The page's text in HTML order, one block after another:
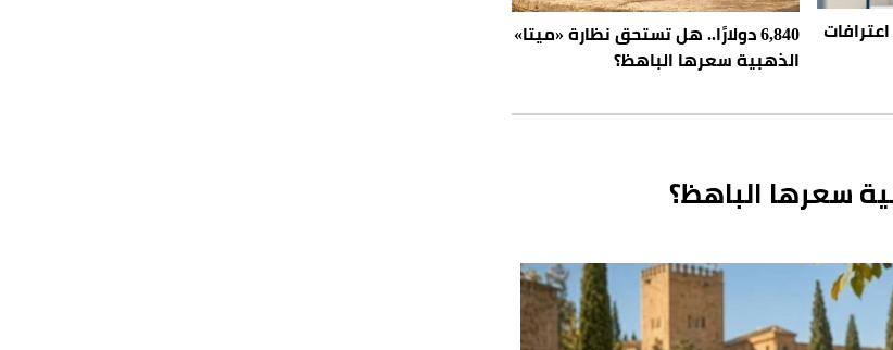
6,840 دولارًا.. هل تستحق نظارة «ميتا»
الذهبية سعرها الباهظ؟